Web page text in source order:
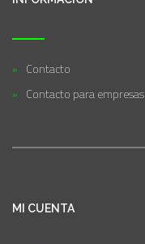
Contacto
Contacto para empresas
MI CUENTA